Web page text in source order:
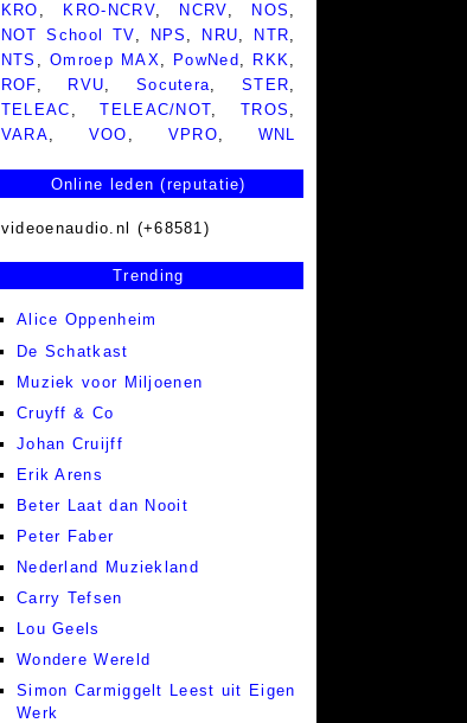
KRO , KRO-NCRV, NCRV, NOS ,
NOT School TV, NPS , NRU, NTR,
NTS ,Omroep MAX, PowNed , RKK,
ROF, RVU, Socutera,STER,
TELEAC ,TELEAC/NOT,TROS ,
VARA, VOO , VPRO, WNL
Online leden (reputatie)
videoenaudio.nl (+68581)
Trending
Alice Oppenheim
De Schatkast
Muziek voor Miljoenen
Cruyff & Co
Johan Cruijff
Erik Arens
Beter Laat dan Nooit
Peter Faber
Nederland Muziekland
Carry Tefsen
Lou Geels
Wondere Wereld
Simon Carmiggelt Leest uit Eigen
Werk